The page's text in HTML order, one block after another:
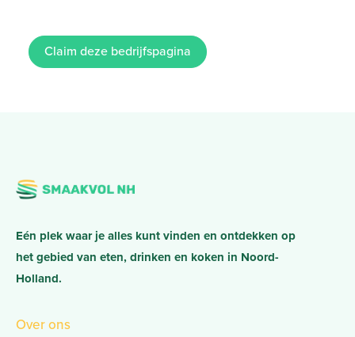
Claim deze bedrijfspagina
Eén plek waar je alles kunt vinden en ontdekken op
het gebied van eten, drinken en koken in Noord-
Holland.
Over ons